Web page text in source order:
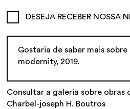
DESEJA RECEBER NOSSA
Consultar a galeria sobre obras
Charbel-joseph H. Boutros